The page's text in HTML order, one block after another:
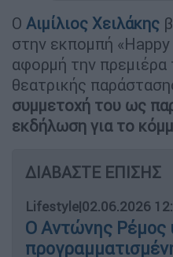
Ο Αιμίλιος Χειλάκης
στην εκπομπή
αφορμή την πρεμιέρα
θεατρικής
συμμετοχή του ως
εκδήλωση για το
ΔΙΑΒΑΣΤΕ ΕΠΙΣΗΣ
Lifestyle|02.06.2026
Ο Αντώνης Ρέμος